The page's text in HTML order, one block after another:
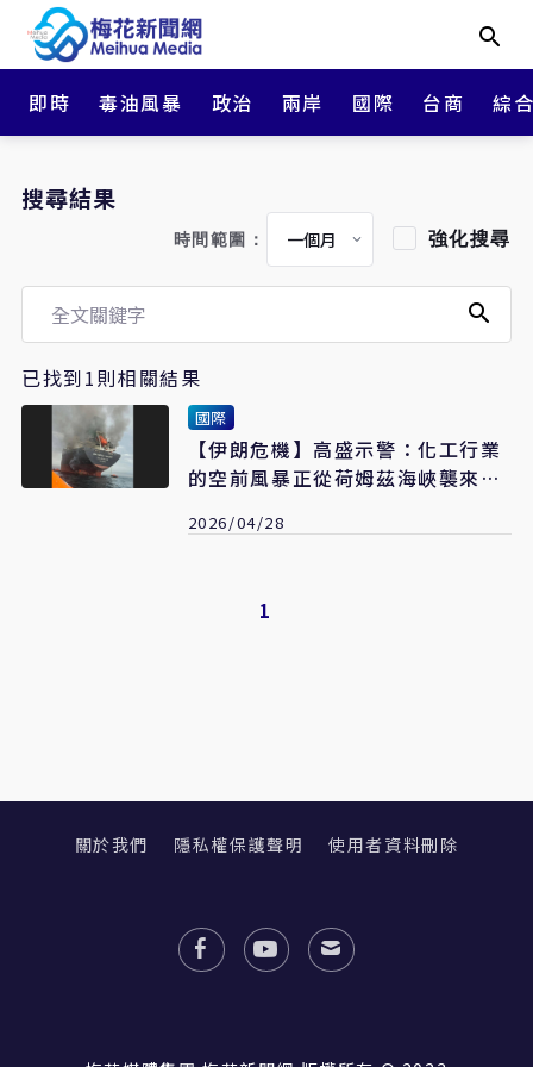
即時 毒油風暴 政治 兩岸 國際 台商 綜
搜尋結果
時間範圍： 強化搜尋
已找到1則相關結果
國際
【伊朗危機】高盛示警：化工行業
的空前風暴正從荷姆茲海峽襲來
2026/04/28
1
關於我們 隱私權保護聲明 使用者資料刪除